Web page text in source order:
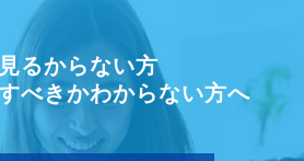
るからない方
べきかわからない方へ